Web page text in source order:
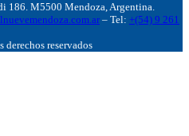
186. M5500 Mendoza, Argentina.
– Tel: +(54) 9 261
reservados